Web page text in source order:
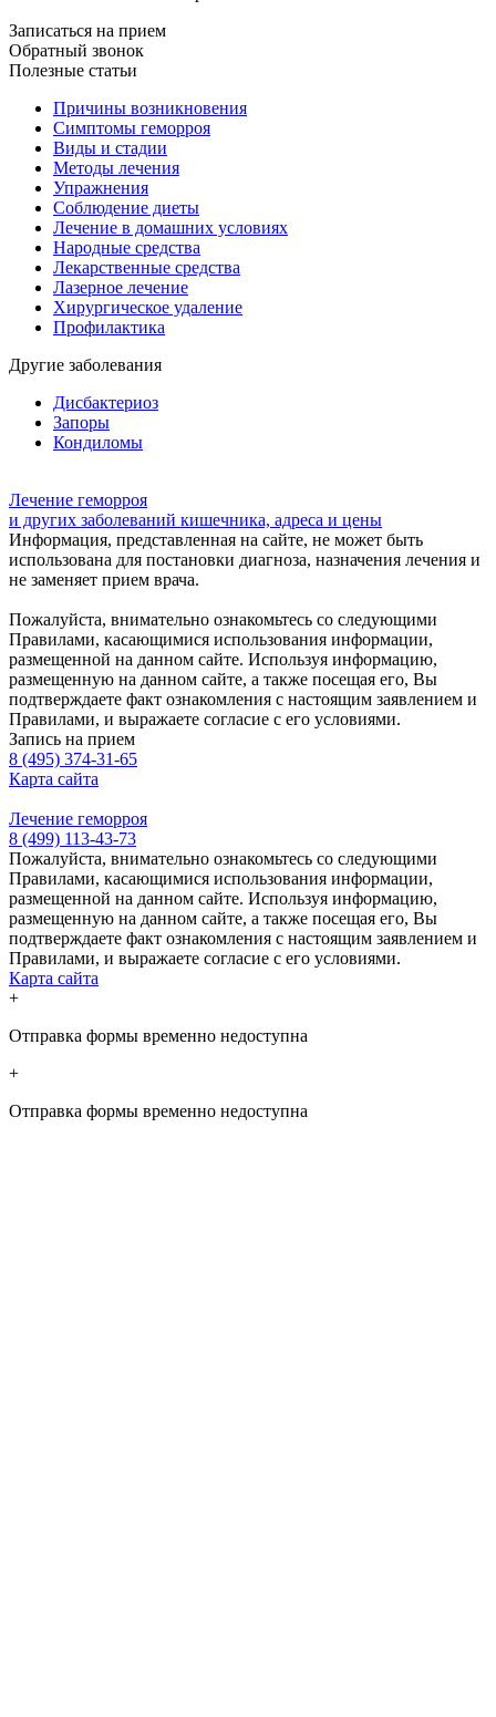
Записаться на прием
Обратный звонок
Полезные статьи
Причины возникновения
Симптомы геморроя
Виды и стадии
Методы лечения
Упражнения
Соблюдение диеты
Лечение в домашних условиях
Народные средства
Лекарственные средства
Лазерное лечение
Хирургическое удаление
Профилактика
Другие заболевания
Дисбактериоз
Запоры
Кондиломы
Лечение геморроя
и других заболеваний кишечника, адреса и цены
Информация, представленная на сайте, не может быть
использована для постановки диагноза, назначения лечения и
не заменяет прием врача.
Пожалуйста, внимательно ознакомьтесь со следующими
Правилами, касающимися использования информации,
размещенной на данном сайте. Используя информацию,
размещенную на данном сайте, а также посещая его, Вы
подтверждаете факт ознакомления с настоящим заявлением и
Правилами, и выражаете согласие с его условиями.
Запись на прием
8 (495) 374-31-65
Карта сайта
Лечение геморроя
8 (499) 113-43-73
Пожалуйста, внимательно ознакомьтесь со следующими
Правилами, касающимися использования информации,
размещенной на данном сайте. Используя информацию,
размещенную на данном сайте, а также посещая его, Вы
подтверждаете факт ознакомления с настоящим заявлением и
Правилами, и выражаете согласие с его условиями.
Карта сайта
+
Отправка формы временно недоступна
+
Отправка формы временно недоступна